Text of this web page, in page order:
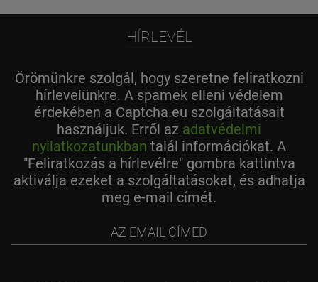
HÍRLEVÉL
Örömünkre szolgál, hogy szeretne feliratkozni
hírlevelünkre. A spamek elleni védelem
érdekében a Captcha.eu szolgáltatásait
használjuk. Erről az adatvédelmi
nyilatkozatunkban talál információkat. A
"Feliratkozás a hírlevélre" gombra kattintva
aktiválja ezeket a szolgáltatásokat, és adhatja
meg e-mail címét.
címed